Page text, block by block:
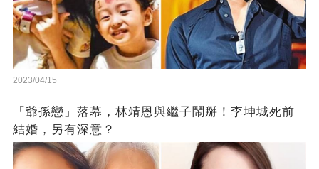
2023/04/15
「爺孫戀」落幕，林靖恩與繼子鬧掰！李坤城死前
結婚，另有深意？